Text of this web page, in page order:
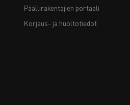
Päällirakentajien portaali
Korjaus- ja huoltotiedot